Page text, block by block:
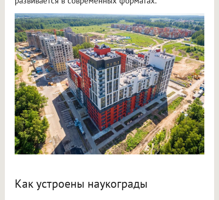
Как устроены наукограды